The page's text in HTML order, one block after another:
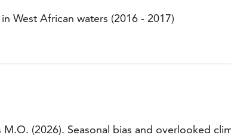
West African waters (2016 - 2017)
M.O. (2026). Seasonal bias and overlooked